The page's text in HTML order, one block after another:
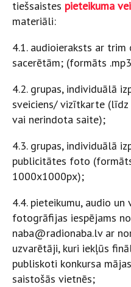
tiešsaistes pieteikuma
materiāli:
4.1. audioieraksts ar trim
sacerētām; (formāts
4.2. grupas, individuālā
sveiciens/ vizītkarte (līdz
vai nerindota saite);
4.3. grupas, individuālā
publicitātes foto
1000x1000px);
4.4. pieteikumu, audio un
fotogrāfijas iespējams
naba@radionaba.lv ar
uzvarētāji, kuri iekļūs
publiskoti konkursa
saistošās vietnēs;